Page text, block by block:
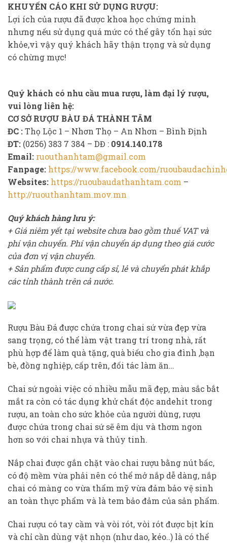
KHUYẾN CÁO KHI SỬ DỤNG RƯỢU:
Lợi ích của rượu đã được khoa học chứng minh
nhưng nếu sử dụng quá mức có thể gây tổn hại sức
khỏe,vì vậy quý khách hãy thận trọng và sử dụng
có chừng mực!
Quý khách có nhu cầu mua rượu, làm đại lý rượu,
vui lòng liên hệ:
CƠ SỞ RƯỢU BÀU ĐÁ THÀNH TÂM
ĐC :Thọ Lộc 1 – Nhơn Thọ – An Nhơn – Bình Định
ĐT: (0256) 383 7 384 – DĐ : 0914.140.178
Email: ruouthanhtam@gmail.com
Fanpage: https://www.facebook.com/
Websites: https://ruoubaudathanhtam.com –
http://ruouthanhtam.mov.mn
Quý khách hàng lưu ý:
+ Giá niêm yết tại website chưa bao gồm thuế VAT và
phí vận chuyển. Phí vận chuyển áp dụng theo giá cước
của đơn vị vận chuyển.
+ Sản phẩm được cung cấp sỉ, lẻ và chuyển phát khắp
các tỉnh thành trên cả nước.
Rượu Bàu Đá được chứa trong chai sứ vừa đẹp vừa
sang trọng, có thể làm vật trang trí trong nhà, rất
phù hợp để làm quà tặng, quà biếu cho gia đình ,bạn
bè, đồng nghiệp, cấp trên, đối tác làm ăn…
Chai sứ ngoài việc có nhiều mẫu mã đẹp, màu sắc bắt
mắt ra còn có tác dụng khử chất độc andehit trong
rượu, an toàn cho sức khỏe của người dùng, rượu
được chứa trong chai sứ sẽ êm dịu và thơm ngon
hơn so với chai nhựa và thủy tinh.
Nắp chai được gắn chặt vào chai rượu bằng nút bấc,
có độ mềm vừa phải nên có thể mở nắp dễ dàng, nắp
chai có màng co vừa thẩm mỹ vừa đảm bảo vệ sinh
an toàn thực phẩm và là tem bảo đảm của sản phẩm.
Chai rượu có tay cầm và vòi rót, vòi rót được bịt kín
và chỉ cần dùng vật nhọn (như dao, kéo..) là có thể